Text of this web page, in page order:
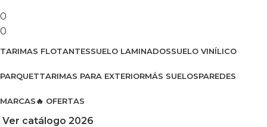
0
0
TARIMAS FLOTANTESSUELO LAMINADOSSUELO VINÍLICO
PARQUETTARIMAS PARA EXTERIORMÁS SUELOSPAREDES
MARCAS🔥 OFERTAS
Ver catálogo 2026